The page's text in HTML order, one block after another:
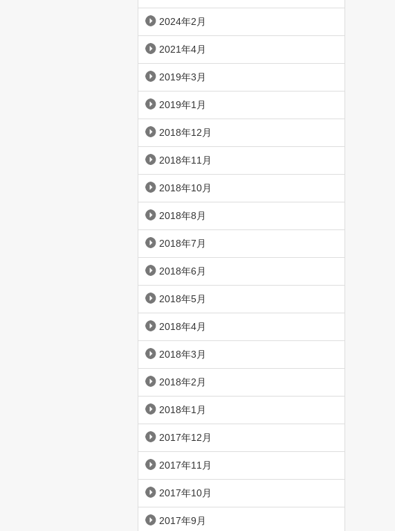
2024年2月
2021年4月
2019年3月
2019年1月
2018年12月
2018年11月
2018年10月
2018年8月
2018年7月
2018年6月
2018年5月
2018年4月
2018年3月
2018年2月
2018年1月
2017年12月
2017年11月
2017年10月
2017年9月